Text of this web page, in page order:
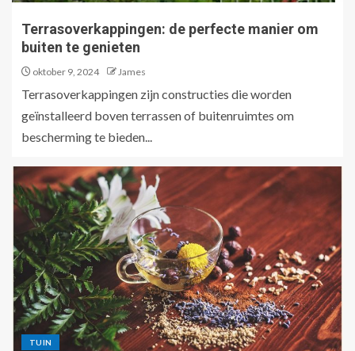
Terrasoverkappingen: de perfecte manier om
buiten te genieten
oktober 9, 2024 James
Terrasoverkappingen zijn constructies die worden
geïnstalleerd boven terrassen of buitenruimtes om
bescherming te bieden...
TUIN